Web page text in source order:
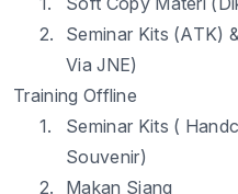
2.
Seminar Kits (ATK)
Via JNE)
Training Offline
1.
Seminar Kits (
Souvenir)
2.
Makan Siang